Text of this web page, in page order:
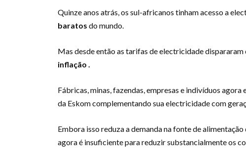
Quinze anos atrás, os sul-africanos tinham acesso a
baratos do mundo.
Mas desde então as tarifas de electricidade dispararam
inflação .
Fábricas, minas, fazendas, empresas e indivíduos
da Eskom complementando sua electricidade com
Embora isso reduza a demanda na fonte de
agora é insuficiente para reduzir substancialmente os